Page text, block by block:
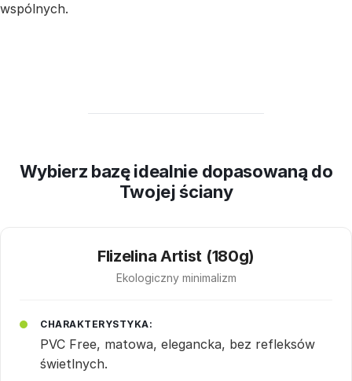
wspólnych.
Wybierz bazę idealnie dopasowaną do
Twojej ściany
Flizelina Artist (180g)
Ekologiczny minimalizm
CHARAKTERYSTYKA:
PVC Free, matowa, elegancka, bez refleksów
świetlnych.